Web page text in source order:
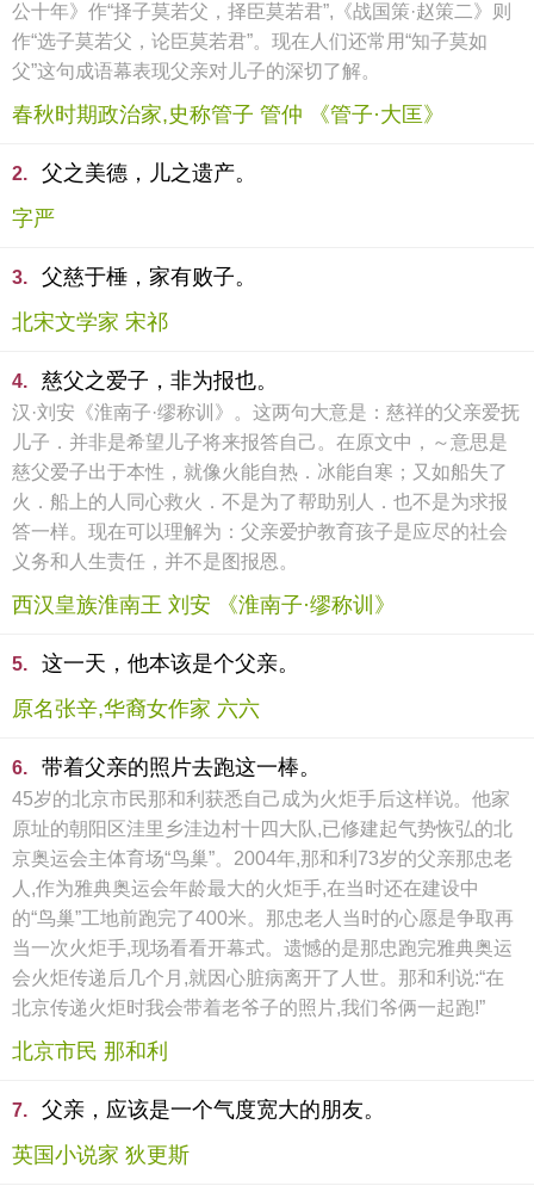
公十年》作“择子莫若父，择臣莫若君”,《战国策·赵策二》则
作“选子莫若父，论臣莫若君”。现在人们还常用“知子莫如
父”这句成语幕表现父亲对儿子的深切了解。
春秋时期政治家,史称管子 管仲 《管子·大匡》
2.
父之美德，儿之遗产。
字严
3.
父慈于棰，家有败子。
北宋文学家 宋祁
4. 慈父之爱子，非为报也。
汉·刘安《淮南子·缪称训》。这两句大意是：慈祥的父亲爱抚
儿子．并非是希望儿子将来报答自己。在原文中，～意思是
慈父爱子出于本性，就像火能自热．冰能自寒；又如船失了
火．船上的人同心救火．不是为了帮助别人．也不是为求报
答一样。现在可以理解为：父亲爱护教育孩子是应尽的社会
义务和人生责任，并不是图报恩。
西汉皇族淮南王 刘安 《淮南子·缪称训》
5.
这一天，他本该是个父亲。
原名张辛,华裔女作家 六六
6. 带着父亲的照片去跑这一棒。
45岁的北京市民那和利获悉自己成为火炬手后这样说。他家
原址的朝阳区洼里乡洼边村十四大队,已修建起气势恢弘的北
京奥运会主体育场“鸟巢”。2004年,那和利73岁的父亲那忠老
人,作为雅典奥运会年龄最大的火炬手,在当时还在建设中
的“鸟巢”工地前跑完了400米。那忠老人当时的心愿是争取再
当一次火炬手,现场看看开幕式。遗憾的是那忠跑完雅典奥运
会火炬传递后几个月,就因心脏病离开了人世。那和利说:“在
北京传递火炬时我会带着老爷子的照片,我们爷俩一起跑!”
北京市民 那和利
7.
父亲，应该是一个气度宽大的朋友。
英国小说家 狄更斯